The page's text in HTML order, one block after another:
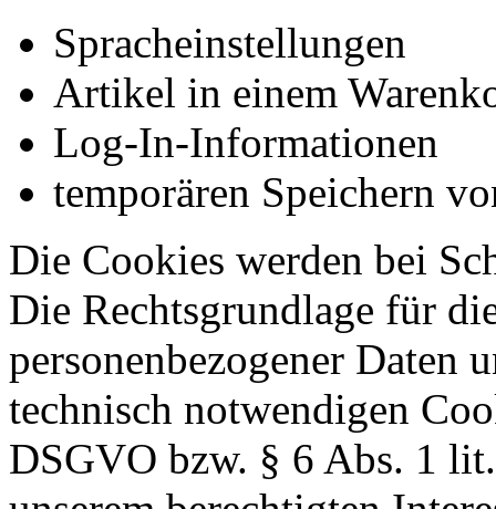
Spracheinstellungen
Artikel in einem
Log-In-Informationen
temporären Speichern
Die Cookies werden bei
Die Rechtsgrundlage für
personenbezogener Daten
technisch notwendigen
DSGVO bzw. § 6 Abs. 1